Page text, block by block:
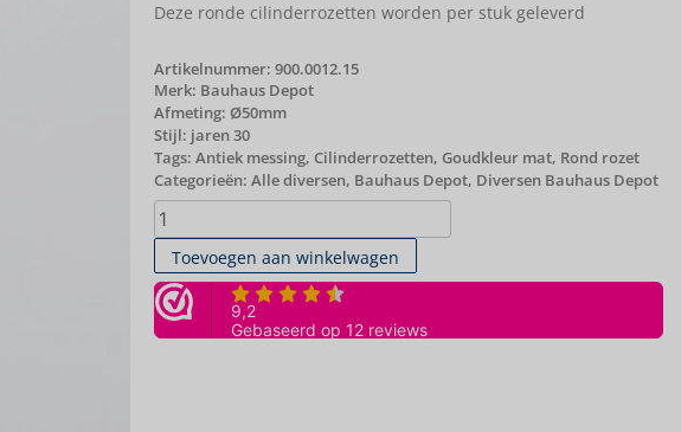
Deze ronde cilinderrozetten worden per stuk geleverd
Artikelnummer: 900.0012.15
Merk: Bauhaus Depot
Afmeting: Ø50mm
Stijl: jaren 30
Tags: Antiek messing, Cilinderrozetten, Goudkleur mat, Rond rozet
Categorieën: Alle diversen, Bauhaus Depot, Diversen Bauhaus Depot
Toevoegen aan winkelwagen